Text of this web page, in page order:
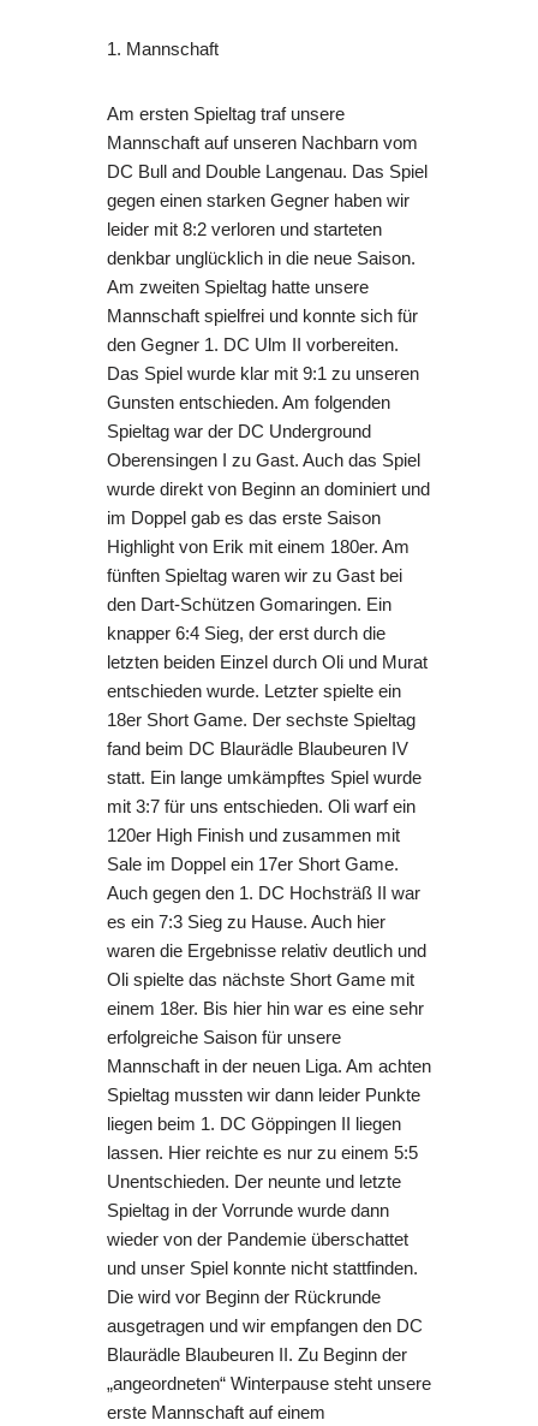
1. Mannschaft
Am ersten Spieltag traf unsere
Mannschaft auf unseren Nachbarn vom
DC Bull and Double Langenau. Das Spiel
gegen einen starken Gegner haben wir
leider mit 8:2 verloren und starteten
denkbar unglücklich in die neue Saison.
Am zweiten Spieltag hatte unsere
Mannschaft spielfrei und konnte sich für
den Gegner 1. DC Ulm II vorbereiten.
Das Spiel wurde klar mit 9:1 zu unseren
Gunsten entschieden. Am folgenden
Spieltag war der DC Underground
Oberensingen I zu Gast. Auch das Spiel
wurde direkt von Beginn an dominiert und
im Doppel gab es das erste Saison
Highlight von Erik mit einem 180er. Am
fünften Spieltag waren wir zu Gast bei
den Dart-Schützen Gomaringen. Ein
knapper 6:4 Sieg, der erst durch die
letzten beiden Einzel durch Oli und Murat
entschieden wurde. Letzter spielte ein
18er Short Game. Der sechste Spieltag
fand beim DC Blaurädle Blaubeuren IV
statt. Ein lange umkämpftes Spiel wurde
mit 3:7 für uns entschieden. Oli warf ein
120er High Finish und zusammen mit
Sale im Doppel ein 17er Short Game.
Auch gegen den 1. DC Hochsträß II war
es ein 7:3 Sieg zu Hause. Auch hier
waren die Ergebnisse relativ deutlich und
Oli spielte das nächste Short Game mit
einem 18er. Bis hier hin war es eine sehr
erfolgreiche Saison für unsere
Mannschaft in der neuen Liga. Am achten
Spieltag mussten wir dann leider Punkte
liegen beim 1. DC Göppingen II liegen
lassen. Hier reichte es nur zu einem 5:5
Unentschieden. Der neunte und letzte
Spieltag in der Vorrunde wurde dann
wieder von der Pandemie überschattet
und unser Spiel konnte nicht stattfinden.
Die wird vor Beginn der Rückrunde
ausgetragen und wir empfangen den DC
Blaurädle Blaubeuren II. Zu Beginn der
„angeordneten“ Winterpause steht unsere
erste Mannschaft auf einem